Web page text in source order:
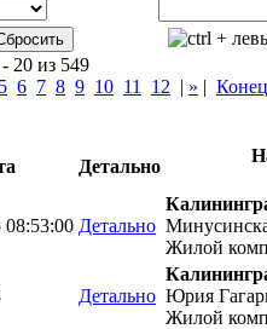
20 из 549
5 6 7 8 9 10 11 12 | » | Конец
Детально
08:53:00 Детально
Жилой
Детально Юрия
Жилой